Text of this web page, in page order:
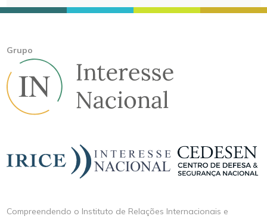
Grupo
Compreendendo o Instituto de Relações Internacionais e